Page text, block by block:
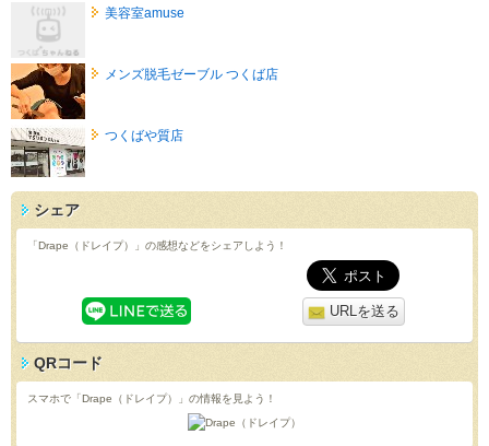
美容室amuse
メンズ脱毛ゼーブル つくば店
つくばや質店
シェア
「Drape（ドレイプ）」の感想などをシェアしよう！
URLを送る
QRコード
スマホで「Drape（ドレイプ）」の情報を見よう！